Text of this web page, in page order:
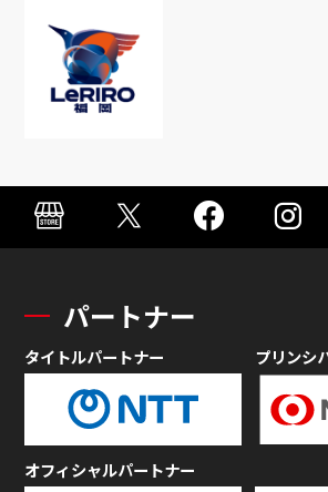
パートナー
タイトルパートナー プリンシ
オフィシャルパートナー